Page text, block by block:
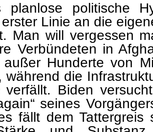
planlose politische
Linie an die
Man will vergessen
Verbündeten in
außer Hunderte von
während die
verfällt. Biden
seines
fällt dem Tattergreis